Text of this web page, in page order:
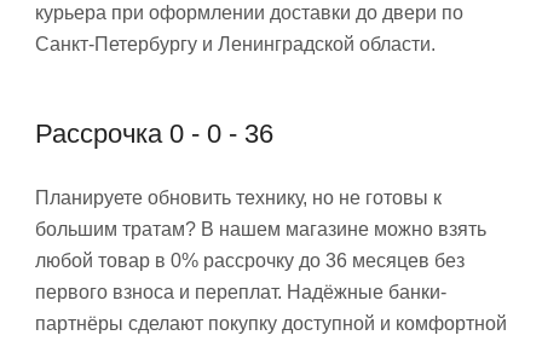
курьера при оформлении доставки до двери по
Санкт-Петербургу и Ленинградской области.
Рассрочка 0 - 0 - 36
Планируете обновить технику, но не готовы к
большим тратам? В нашем магазине можно взять
любой товар в 0% рассрочку до 36 месяцев без
первого взноса и переплат. Надёжные банки-
партнёры сделают покупку доступной и комфортной